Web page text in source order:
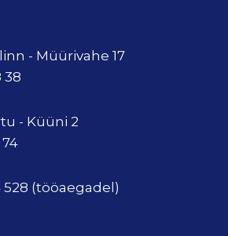
- Müürivahe 17
38
- Küüni 2
74
528 (tööaegadel)